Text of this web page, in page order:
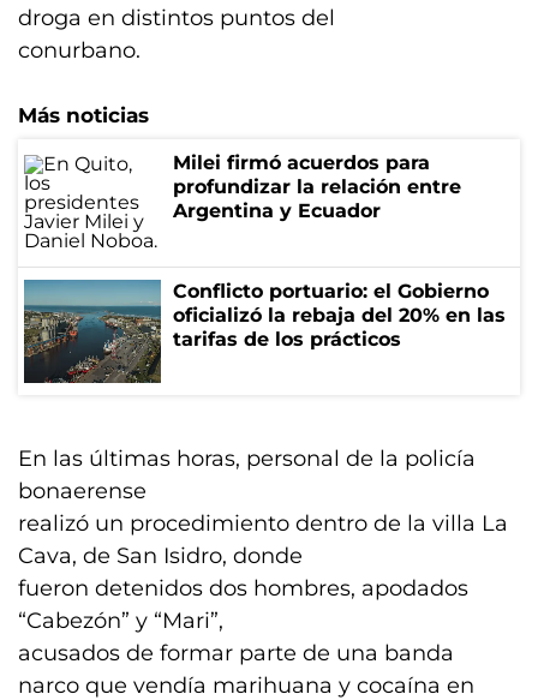
droga en distintos puntos del
conurbano.
Más noticias
Milei firmó acuerdos para
profundizar la relación entre
Argentina y Ecuador
Conflicto portuario: el Gobierno
oficializó la rebaja del 20% en las
tarifas de los prácticos
En las últimas horas, personal de la policía
bonaerense
realizó un procedimiento dentro de la villa La
Cava, de San Isidro, donde
fueron detenidos dos hombres, apodados
“Cabezón” y “Mari”,
acusados de formar parte de una banda
narco que vendía marihuana y cocaína en